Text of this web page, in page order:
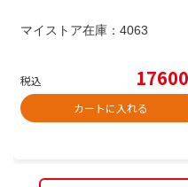
マイストア在庫： 4063
税込 17600
カートに入れる